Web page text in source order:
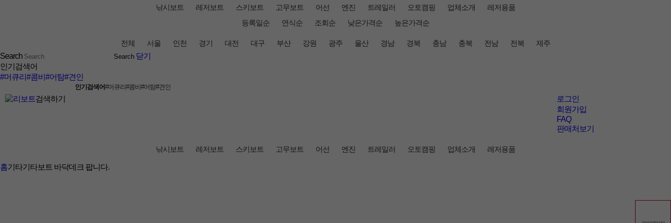
낚시보트 레저보트 스키보트 고무보트 어선 엔진 트레일러 오토캠핑 업체소개
레저용품
등록일순
연식순 조회순 낮은가격순 높은가격순
전체 서울 인천 경기 대전 대구 부산 강원 광주 울산 경남 경북 충남 충북 전남 전북
제주
Search
닫기
인기검색어
#머큐리 #콤비 #어탐#견인
인기검색어#머큐리 #콤비 #어탐#견인
검색하기
로그인
회원가입
FAQ
판매처보기
낚시보트 레저보트 스키보트 고무보트 어선 엔진 트레일러 오토캠핑 업체소개 레저용품
홈기타기타보트 바닥데크 팝니다.